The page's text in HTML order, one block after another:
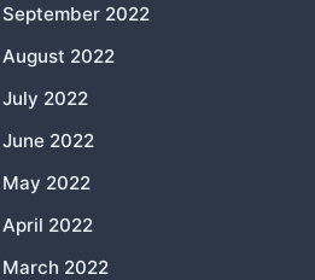
September 2022
August 2022
July 2022
June 2022
May 2022
April 2022
March 2022